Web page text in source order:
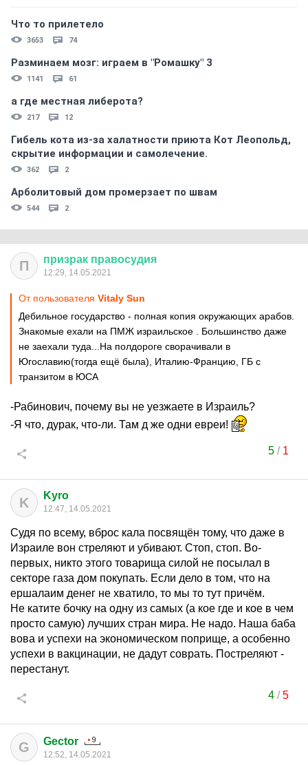
Что то прилетело
3653 74
Разминаем мозг: играем в "Ромашку" 3
1141 61
а где местная либерота?
217 12
Гибель кота из-за халатности приюта Кот Леопольд,
скрытиe информации и самолечение.
362 2
Арболитовый дом промерзает по швам
544 2
П призрак правосудия
12:29, 14.05.2021
От пользователя Vitaly Sun
Дебильное государство - полная копия окружающих арабов.
Знакомые ехали на ПМЖ израильское . Большинство даже
не заехали туда...На полдороге сворачивали в
Югославию(тогда ещё была), Италию-Францию, ГБ с
транзитом в ЮСА
-Рабинович, почему вы не уезжаете в Израиль?
-Я что, дурак, что-ли. Там д же одни евреи!
5/ 1
K Kyro
12:47, 14.05.2021
Судя по всему, вброс кала посвящён тому, что даже в
Израиле вон стреляют и убивают. Стоп, стоп. Во-
первых, никто этого товарища силой не посылал в
секторе газа дом покупать. Если дело в том, что на
ершалаим денег не хватило, то мы то тут причём.
Не катите бочку на одну из самых (а кое где и кое в чем
просто самую) лучших стран мира. Не надо. Наша баба
вова и успехи на экономическом поприще, а особенно
успехи в вакцинации, не дадут соврать. Постреляют -
перестанут.
4/5
G Gector
12:52, 14.05.2021